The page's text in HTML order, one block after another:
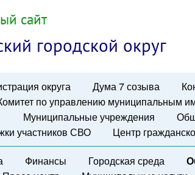
сайт
городской округ
округа Дума 7 созыва
по управлению муниципальным
Муниципальные учреждения
участников СВО Центр
Финансы Городская среда